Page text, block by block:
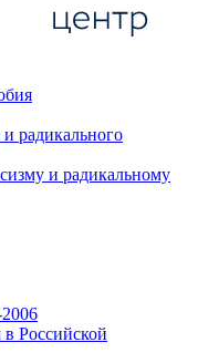
радикального
и радикальному
Российской